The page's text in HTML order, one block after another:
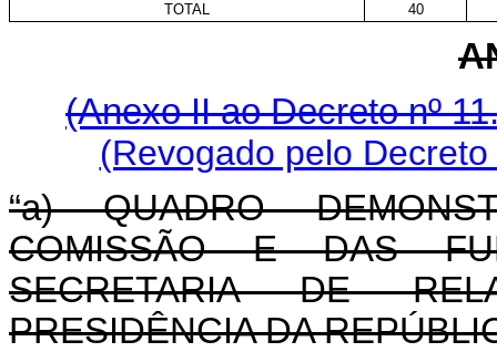
TOTAL
40
(Anexo II ao Decreto nº
(Revogado pelo
“a) QUADRO
COMISSÃO E DAS
SECRETARIA DE
PRESIDÊNCIA DA